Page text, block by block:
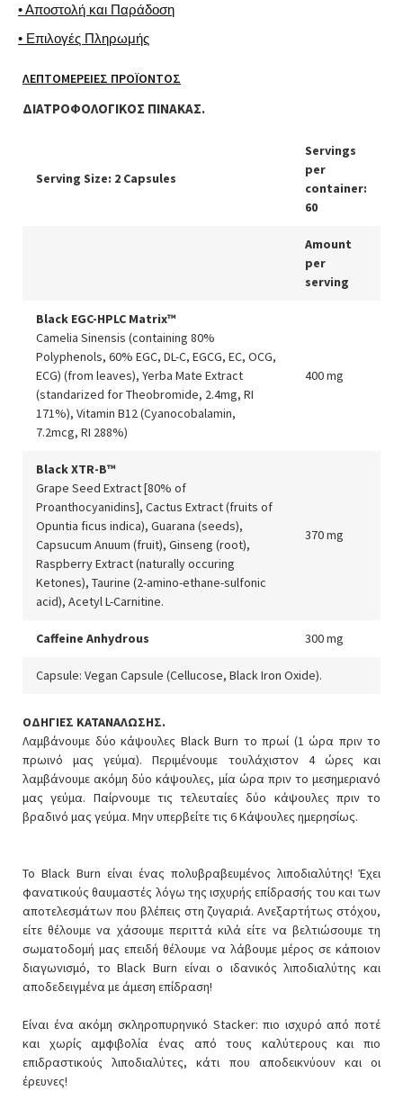
• Αποστολή και Παράδοση
• Επιλογές Πληρωμής
ΛΕΠΤΟΜΈΡΕΙΕΣ ΠΡΟΪΌΝΤΟΣ
ΔΙΑΤΡΟΦΟΛΟΓΙΚΟΣ ΠΙΝΑΚΑΣ.
Serving Size: 2 Capsules
Servings
per
container:
60
Amount
per
serving
Black EGC-HPLC Matrix™
Camelia Sinensis (containing 80%
Polyphenols, 60% EGC, DL-C, EGCG, EC, OCG,
ECG) (from leaves), Yerba Mate Extract
(standarized for Theobromide, 2.4mg, RI
171%), Vitamin B12 (Cyanocobalamin,
7.2mcg, RI 288%)
400 mg
Black XTR-B™
Grape Seed Extract [80% of
Proanthocyanidins], Cactus Extract (fruits of
Opuntia ficus indica), Guarana (seeds),
Capsucum Anuum (fruit), Ginseng (root),
Raspberry Extract (naturally occuring
Ketones), Taurine (2-amino-ethane-sulfonic
acid), Acetyl L-Carnitine.
370 mg
Caffeine Anhydrous 300 mg
Capsule: Vegan Capsule (Cellucose, Black Iron Oxide).
ΟΔΗΓΙΕΣ ΚΑΤΑΝΑΛΩΣΗΣ.
Λαμβάνουμε δύο κάψουλες Black Burn το πρωί (1 ώρα πριν το
πρωινό μας γεύμα). Περιμένουμε τουλάχιστον 4 ώρες και
λαμβάνουμε ακόμη δύο κάψουλες, μία ώρα πριν το μεσημεριανό
μας γεύμα. Παίρνουμε τις τελευταίες δύο κάψουλες πριν το
βραδινό μας γεύμα. Μην υπερβείτε τις 6 Κάψουλες ημερησίως.
Το Black Burn είναι ένας πολυβραβευμένος λιποδιαλύτης! Έχει
φανατικούς θαυμαστές λόγω της ισχυρής επίδρασής του και των
αποτελεσμάτων που βλέπεις στη ζυγαριά. Ανεξαρτήτως στόχου,
είτε θέλουμε να χάσουμε περιττά κιλά είτε να βελτιώσουμε τη
σωματοδομή μας επειδή θέλουμε να λάβουμε μέρος σε κάποιον
διαγωνισμό, το Black Burn είναι ο ιδανικός λιποδιαλύτης και
αποδεδειγμένα με άμεση επίδραση!
Είναι ένα ακόμη σκληροπυρηνικό Stacker: πιο ισχυρό από ποτέ
και χωρίς αμφιβολία ένας από τους καλύτερους και πιο
επιδραστικούς λιποδιαλύτες, κάτι που αποδεικνύουν και οι
έρευνες!